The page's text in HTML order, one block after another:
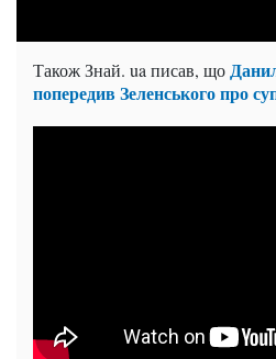
Також Знай. ua писав, що
попередив Зеленського про